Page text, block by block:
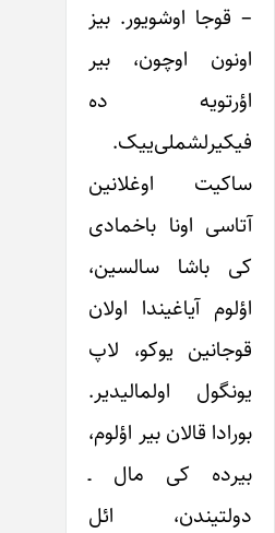
– قوجا اوشویور. بیز
اونون اوچون، بیر
اؤرتویه‌ ده
فیکیرلشملی‌ییک.
ساکیت اوغلانین
آتاسی اونا باخمادی
کی باشا سالسین،
اؤلوم آیاغیندا اولان
قوجانین یوکو، لاپ
یونگول اولمالیدیر.
بورادا قالان بیر اؤلوم،
بیرده کی مال ـ
دولتیندن، ائل